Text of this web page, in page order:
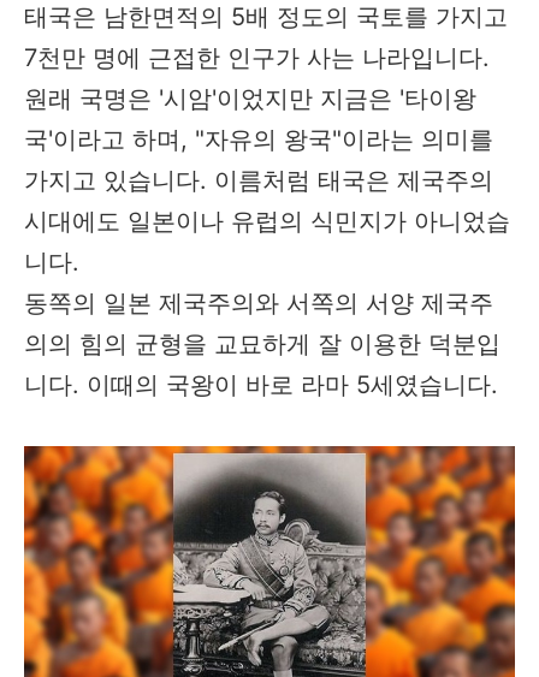
태국은 남한면적의 5배 정도의 국토를 가지고
7천만 명에 근접한 인구가 사는 나라입니다.
원래 국명은 '시암'이었지만 지금은 '타이왕
국'이라고 하며, "자유의 왕국"이라는 의미를
가지고 있습니다. 이름처럼 태국은 제국주의
시대에도 일본이나 유럽의 식민지가 아니었습
니다.
동쪽의 일본 제국주의와 서쪽의 서양 제국주
의의 힘의 균형을 교묘하게 잘 이용한 덕분입
니다. 이때의 국왕이 바로 라마 5세였습니다.